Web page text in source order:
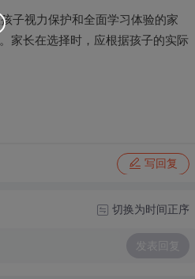
子视力保护和全面学习体验的家
家长在选择时，应根据孩子的实际
写回复
切换为时间正序
发表回复